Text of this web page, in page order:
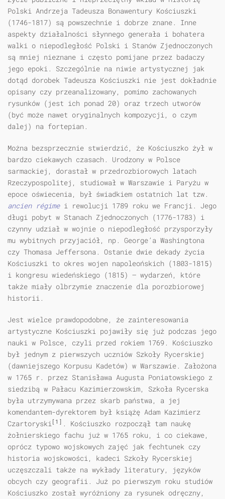
Polski Andrzeja Tadeusza Bonawentury Kościuszki
(1746-1817) są powszechnie i dobrze znane. Inne
aspekty działalności słynnego generała i bohatera
walki o niepodległość Polski i Stanów Zjednoczonych
są mniej nieznane i często pomijane przez badaczy
jego epoki. Szczególnie na niwie artystycznej jak
dotąd dorobek Tadeusza Kościuszki nie jest dokładnie
opisany czy przeanalizowany, pomimo zachowanych
rysunków (jest ich ponad 20) oraz trzech utworów
(być może nawet oryginalnych kompozycji, o czym
dalej) na fortepian.
Można bezsprzecznie stwierdzić, że Kościuszko żył w
bardzo ciekawych czasach. Urodzony w Polsce
sarmackiej, dorastał w przedrozbiorowych latach
Rzeczypospolitej, studiował w Warszawie i Paryżu w
epoce oświecenia, był świadkiem ostatnich lat tzw.
ancien régimei rewolucji 1789 roku we Francji. Jego
długi pobyt w Stanach Zjednoczonych (1776-1783) i
czynny udział w wojnie o niepodległość przysporzyły
mu wybitnych przyjaciół, np. George’a Washingtona
czy Thomasa Jeffersona. Ostanie dwie dekady życia
Kościuszki to okres wojen napoleońskich (1803-1815)
i kongresu wiedeńskiego (1815) — wydarzeń, które
także miały olbrzymie znaczenie dla porozbiorowej
historii.
Jest wielce prawdopodobne, że zainteresowania
artystyczne Kościuszki pojawiły się już podczas jego
nauki w Polsce, czyli przed rokiem 1769. Kościuszko
był jednym z pierwszych uczniów Szkoły Rycerskiej
(dawniejszego Korpusu Kadetów) w Warszawie. Założona
w 1765 r. przez Stanisława Augusta Poniatowskiego z
siedzibą w Pałacu Kazimierzowskim, Szkoła Rycerska
była utrzymywana przez skarb państwa, a jej
komendantem-dyrektorem był książę Adam Kazimierz
Czartoryski[1] . Kościuszko rozpoczął tam naukę
żołnierskiego fachu już w 1765 roku, i co ciekawe,
oprócz typowo wojskowych zajęć jak fechtunek czy
historia wojskowości, kadeci Szkoły Rycerskiej
uczęszczali także na wykłady literatury, języków
obcych czy geografii. Już po pierwszym roku studiów
Kościuszko został wyróżniony za rysunek odręczny,